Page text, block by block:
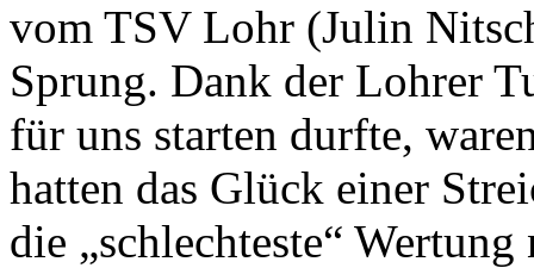
vom TSV Lohr (Julin
Sprung. Dank der Lohrer
für uns starten durfte,
hatten das Glück einer
die „schlechteste“